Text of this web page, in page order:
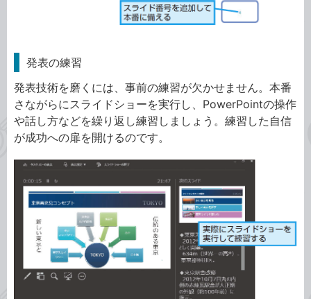
発表の練習
発表技術を磨くには、事前の練習が欠かせません。本番
さながらにスライドショーを実行し、PowerPointの操作
や話し方などを繰り返し練習しましょう。練習した自信
が成功への扉を開けるのです。